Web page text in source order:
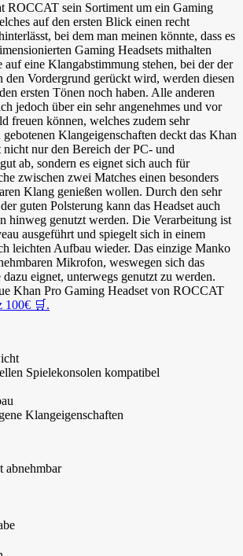
ROCCAT sein Sortiment um ein Gaming
auf den ersten Blick einen recht
bei dem man meinen könnte, dass es
Gaming Headsets mithalten
auf eine Klangabstimmung stehen, bei der der
den Vordergrund gerückt wird, werden diesen
ersten Tönen noch haben. Alle anderen
jedoch über ein sehr angenehmes und vor
freuen können, welches zudem sehr
Klangeigenschaften deckt das Khan
nicht nur den Bereich der PC- und
ab, sondern es eignet sich auch für
zwischen zwei Matches einen besonders
Klang genießen wollen. Durch den sehr
guten Polsterung kann das Headset auch
hinweg genutzt werden. Die Verarbeitung ist
ausgeführt und spiegelt sich in einem
leichten Aufbau wieder. Das einzige Manko
Mikrofon, weswegen sich das
dazu eignet, unterwegs genutzt zu werden.
Khan Pro Gaming Headset von ROCCAT
100€ 🛒.
Spielekonsolen kompatibel
Klangeigenschaften